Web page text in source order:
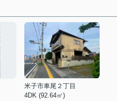
米子市車尾２丁目
4DK (92.64㎡)